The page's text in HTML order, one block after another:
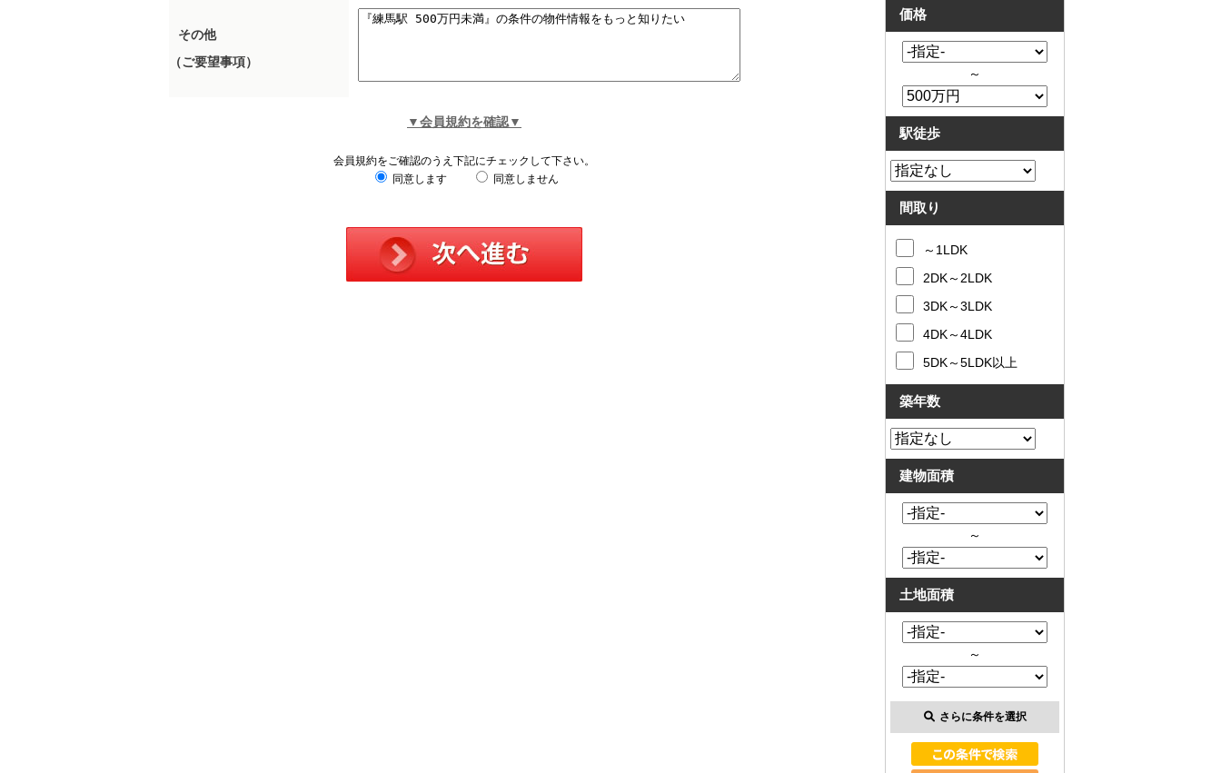
その他
（ご要望事項）
▼会員規約を確認▼
会員規約をご確認のうえ下記にチェックして下さい。
同意します
同意しません
価格
～
駅徒歩
間取り
～1LDK
2DK～2LDK
3DK～3LDK
4DK～4LDK
5DK～5LDK以上
築年数
建物面積
～
土地面積
～
さらに条件を選択